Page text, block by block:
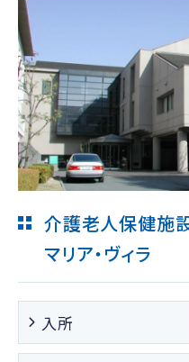
介護老人保健施
マリア・ヴィラ
入所